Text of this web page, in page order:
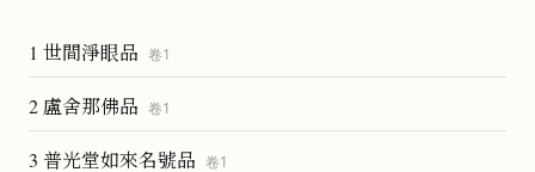
1 世間淨眼品 卷1
2 盧舍那佛品 卷1
3 普光堂如來名號品 卷1